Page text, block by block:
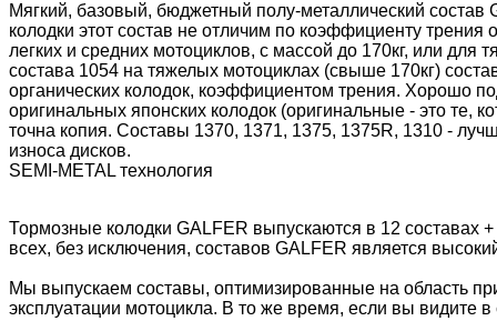
Мягкий, базовый, бюджетный полу-металлический
колодки этот состав не отличим по коэффициенту
легких и средних мотоциклов, с массой до 170кг, или
состава 1054 на тяжелых мотоциклах (свыше 170кг)
органических колодок, коэффициентом трения. Хорошо
оригинальных японских колодок (оригинальные - это те,
точна копия. Составы 1370, 1371, 1375, 1375R, 1310 -
износа дисков.
SEMI-METAL технология
Тормозные колодки GALFER выпускаются в 12 составах
всех, без исключения, составов GALFER является
Мы выпускаем составы, оптимизированные на область
эксплуатации мотоцикла. В то же время, если вы видите